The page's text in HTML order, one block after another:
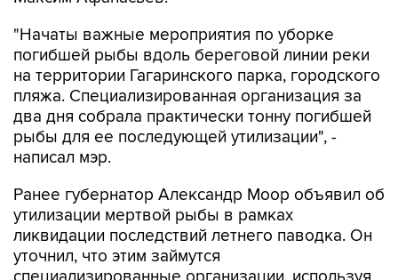
"Начаты важные мероприятия по уборке
погибшей рыбы вдоль береговой линии реки
на территории Гагаринского парка, городского
пляжа. Специализированная организация за
два дня собрала практически тонну погибшей
рыбы для ее последующей утилизации", -
написал мэр.
Ранее губернатор Александр Моор объявил об
утилизации мертвой рыбы в рамках
ликвидации последствий летнего паводка. Он
уточнил, что этим займутся